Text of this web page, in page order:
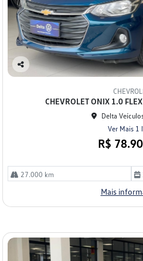
Co
CHEVROLET ONIX 1.0
Delta
Ver Mais 1
R$
27.000 km
Mais